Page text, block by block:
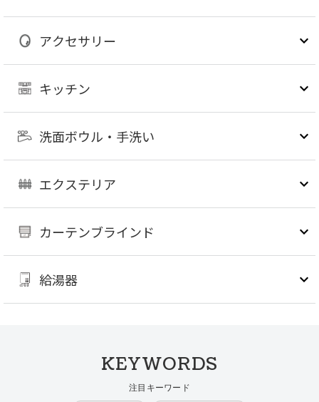
アクセサリー
キッチン
洗面ボウル・手洗い
エクステリア
カーテンブラインド
給湯器
KEYWORDS
注目キーワード